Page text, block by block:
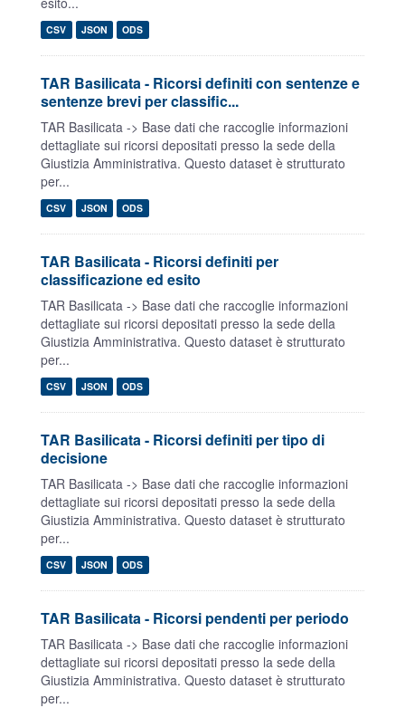
CSV JSON ODS
TAR Basilicata - Ricorsi definiti con sentenze e
sentenze brevi per classific...
TAR Basilicata -> Base dati che raccoglie informazioni
dettagliate sui ricorsi depositati presso la sede della
Giustizia Amministrativa. Questo dataset è strutturato
per...
CSV JSON ODS
TAR Basilicata - Ricorsi definiti per
classificazione ed esito
TAR Basilicata -> Base dati che raccoglie informazioni
dettagliate sui ricorsi depositati presso la sede della
Giustizia Amministrativa. Questo dataset è strutturato
per...
CSV JSON ODS
TAR Basilicata - Ricorsi definiti per tipo di
decisione
TAR Basilicata -> Base dati che raccoglie informazioni
dettagliate sui ricorsi depositati presso la sede della
Giustizia Amministrativa. Questo dataset è strutturato
per...
CSV JSON ODS
TAR Basilicata - Ricorsi pendenti per periodo
TAR Basilicata -> Base dati che raccoglie informazioni
dettagliate sui ricorsi depositati presso la sede della
Giustizia Amministrativa. Questo dataset è strutturato
per...